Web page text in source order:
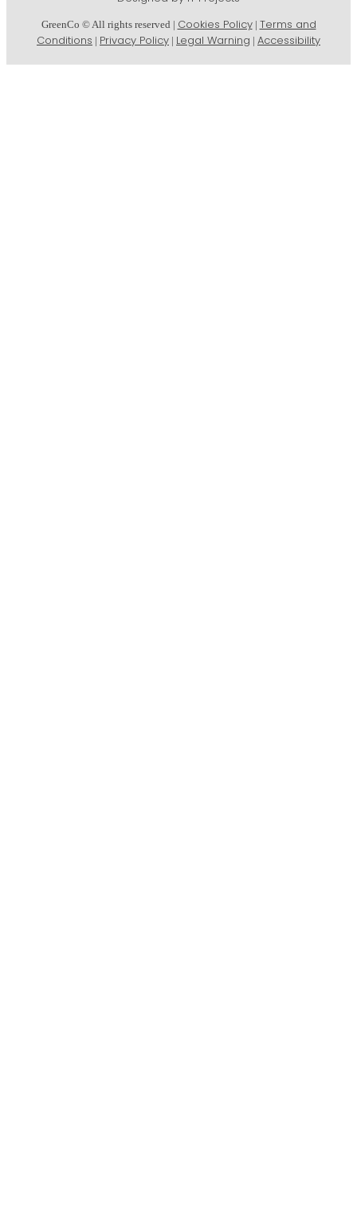
GreenCo © All rights reserved | Cookies Policy| Terms and
Conditions | Privacy Policy | Legal Warning | Accessibility